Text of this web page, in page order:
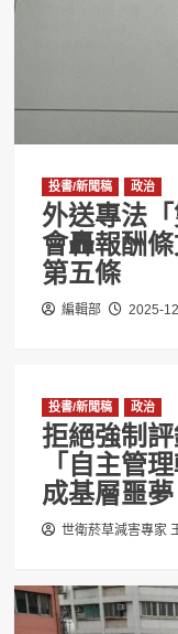
投書/新聞稿 政治
外送專法
會轟報酬
第五條
編輯部 2025-
投書/新聞稿 政治
拒絕強制
「自主管
成基層噩夢
世衛菸草減害專家